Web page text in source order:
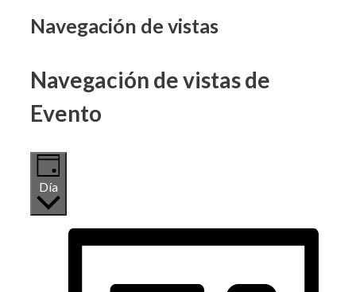
Navegación de vistas
Navegación de vistas de
Evento
Día